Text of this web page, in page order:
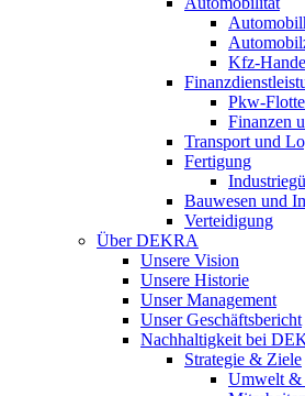
Kfz-
Finanzen
Transport und
Fertigung
Bauwesen und
Verteidigung
Über DEKRA
Unsere Vision
Unsere Historie
Unser Management
Unser Geschäftsbericht
Nachhaltigkeit bei
Strategie & Ziele
Umwelt &